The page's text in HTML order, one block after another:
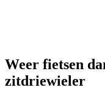
Weer fietsen
zitdriewieler